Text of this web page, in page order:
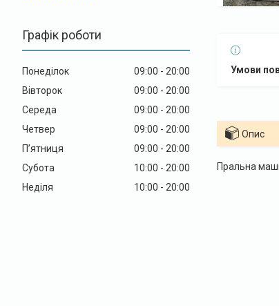
Графік роботи
Понеділок 09:00
20:00
Вівторок
09:00
20:00
Середа
09:00
20:00
Четвер
09:00
20:00
Пʼятниця
09:00
20:00
Субота
10:00
20:00
Неділя
10:00 20:00
Опис
Пральна